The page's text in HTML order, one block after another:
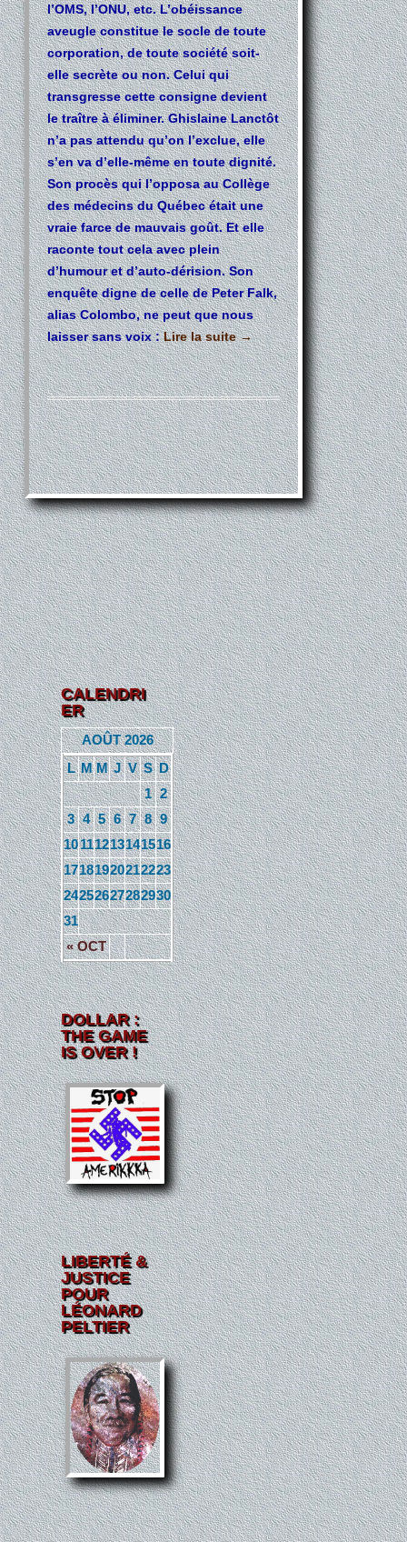
l’OMS, l’ONU, etc. L’obéissance
aveugle constitue le socle de toute
corporation, de toute société soit-
elle secrète ou non. Celui qui
transgresse cette consigne devient
le traître à éliminer. Ghislaine Lanctôt
n’a pas attendu qu’on l’exclue, elle
s’en va d’elle-même en toute dignité.
Son procès qui l’opposa au Collège
des médecins du Québec était une
vraie farce de mauvais goût. Et elle
raconte tout cela avec plein
d’humour et d’auto-dérision. Son
enquête digne de celle de Peter Falk,
alias Colombo, ne peut que nous
laisser sans voix :Lire la suite→
CALENDRI
ER
AOÛT 2026
L M M J V S D
« OCT
1 2
3 4 5 6 7 8 9
10111213141516
17181920212223
24252627282930
31
DOLLAR :
THE GAME
IS OVER !
LIBERTÉ &
JUSTICE
POUR
LÉONARD
PELTIER